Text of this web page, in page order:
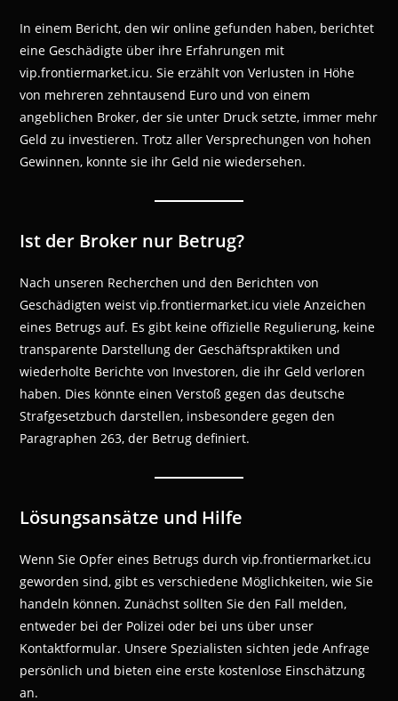
In einem Bericht, den wir online gefunden haben, berichtet
eine Geschädigte über ihre Erfahrungen mit
vip.frontiermarket.icu. Sie erzählt von Verlusten in Höhe
von mehreren zehntausend Euro und von einem
angeblichen Broker, der sie unter Druck setzte, immer mehr
Geld zu investieren. Trotz aller Versprechungen von hohen
Gewinnen, konnte sie ihr Geld nie wiedersehen.
Ist der Broker nur Betrug?
Nach unseren Recherchen und den Berichten von
Geschädigten weist vip.frontiermarket.icu viele Anzeichen
eines Betrugs auf. Es gibt keine offizielle Regulierung, keine
transparente Darstellung der Geschäftspraktiken und
wiederholte Berichte von Investoren, die ihr Geld verloren
haben. Dies könnte einen Verstoß gegen das deutsche
Strafgesetzbuch darstellen, insbesondere gegen den
Paragraphen 263, der Betrug definiert.
Lösungsansätze und Hilfe
Wenn Sie Opfer eines Betrugs durch vip.frontiermarket.icu
geworden sind, gibt es verschiedene Möglichkeiten, wie Sie
handeln können. Zunächst sollten Sie den Fall melden,
entweder bei der Polizei oder bei uns über unser
Kontaktformular. Unsere Spezialisten sichten jede Anfrage
persönlich und bieten eine erste kostenlose Einschätzung
an.